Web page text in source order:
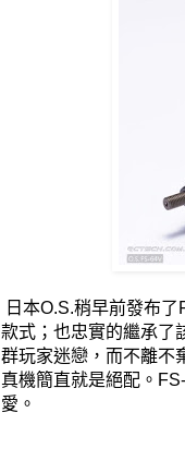
日本O.S.稍早前發布了
款式；也忠實的繼承了
群玩家迷戀，而不離不
真機簡直就是絕配。
愛。